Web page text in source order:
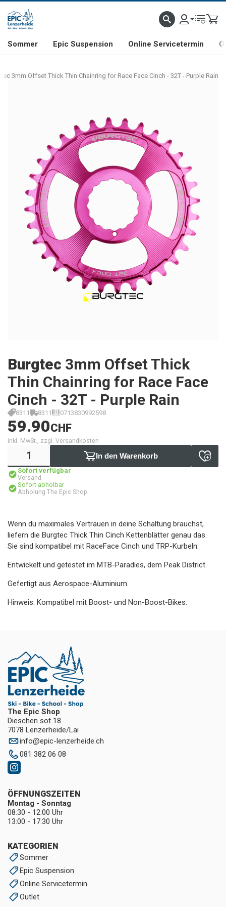
& FREERIDE-SPEZIALIST SCHWEIZER FIRMA SHOP & SHOWROOM IN
Sommer Epic Suspension Online Servicetermin
3mm Offset Thick Thin Chainring for Race Face Cinch - 32T - Purple Rain
Burgtec 3mm Offset Thick
Thin Chainring for Race Face
Cinch - 32T - Purple Rain
8311 8311 0713830992598
59.90CHF
inkl. MwSt., zzgl. Versandkosten
In den Warenkorb
Sofort verfügbar
Versand
Sofort abholbar
Abholung The Epic Shop
Wenn du maximales Vertrauen in deine Schaltung brauchst,
liefern die Burgtec Thick Thin Cinch Kettenblätter genau das.
Sie sind kompatibel mit RaceFace Cinch und TRP-Kurbeln.
Entwickelt und getestet im MTB-Paradies, dem Peak District.
Gefertigt aus Aerospace-Aluminium.
Hinweis: Kompatibel mit Boost- und Non-Boost-Bikes.
The Epic Shop
Dieschen sot 18
7078 Lenzerheide/Lai
info@epic-lenzerheide.ch
081 382 06 08
KATEGORIEN
Sommer
Epic Suspension
Online Servicetermin
Outlet
ÖFFNUNGSZEITEN
Montag - Sonntag
08:30 - 12:00 Uhr
13:00 - 17:30 Uhr